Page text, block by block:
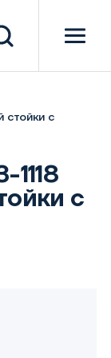
стойки с
с